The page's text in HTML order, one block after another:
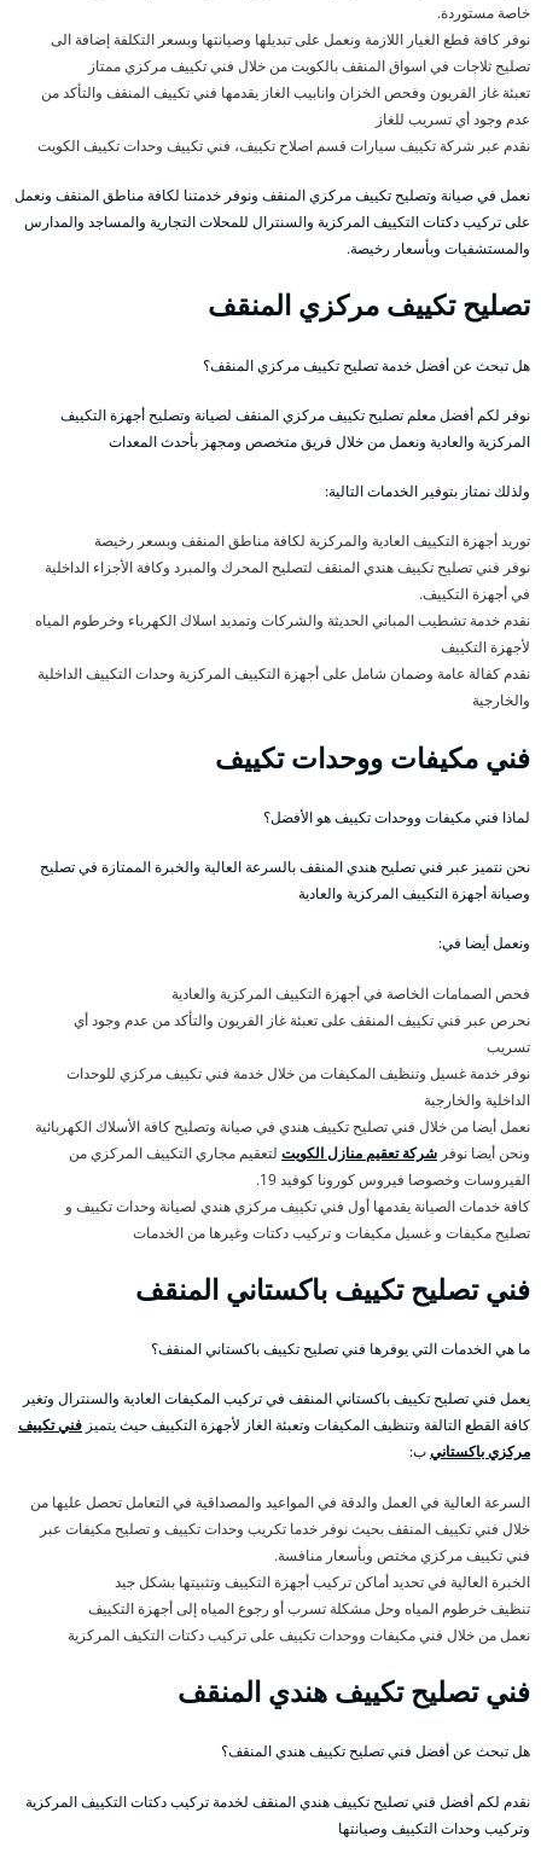
خاصة مستوردة.
نوفر كافة قطع الغيار اللازمة ونعمل على تبديلها وصيانتها وبسعر التكلفة إضافة الى
تصليح ثلاجات في اسواق المنقف بالكويت من خلال فني تكييف مركزي ممتاز
تعبئة غاز الفريون وفحص الخزان وانابيب الغاز يقدمها فني تكييف المنقف والتأكد من
عدم وجود أي تسريب للغاز
نقدم عبر شركة تكييف سيارات قسم اصلاح تكييف، فني تكييف وحدات تكييف الكويت
نعمل في صيانة وتصليح تكييف مركزي المنقف ونوفر خدمتنا لكافة مناطق المنقف ونعمل
على تركيب دكتات التكييف المركزية والسنترال للمحلات التجارية والمساجد والمدارس
والمستشفيات وبأسعار رخيصة.
تصليح تكييف مركزي المنقف
هل تبحث عن أفضل خدمة تصليح تكييف مركزي المنقف؟
نوفر لكم أفضل معلم تصليح تكييف مركزي المنقف لصيانة وتصليح أجهزة التكييف
المركزية والعادية ونعمل من خلال فريق متخصص ومجهز بأحدث المعدات
ولذلك نمتاز بتوفير الخدمات التالية:
توريد أجهزة التكييف العادية والمركزية لكافة مناطق المنقف وبسعر رخيصة
نوفر فني تصليح تكييف هندي المنقف لتصليح المحرك والمبرد وكافة الأجزاء الداخلية
في أجهزة التكييف.
نقدم خدمة تشطيب المباني الحديثة والشركات وتمديد اسلاك الكهرباء وخرطوم المياه
لأجهزة التكييف
نقدم كفالة عامة وضمان شامل على أجهزة التكييف المركزية وحدات التكييف الداخلية
والخارجية
فني مكيفات ووحدات تكييف
لماذا فني مكيفات ووحدات تكييف هو الأفضل؟
نحن نتميز عبر فني تصليح هندي المنقف بالسرعة العالية والخبرة الممتازة في تصليح
وصيانة أجهزة التكييف المركزية والعادية
ونعمل أيضا في:
فحص الصمامات الخاصة في أجهزة التكييف المركزية والعادية
نحرص عبر فني تكييف المنقف على تعبئة غاز الفريون والتأكد من عدم وجود أي
تسريب
نوفر خدمة غسيل وتنظيف المكيفات من خلال خدمة فني تكييف مركزي للوحدات
الداخلية والخارجية
نعمل أيضا من خلال فني تصليح تكييف هندي في صيانة وتصليح كافة الأسلاك الكهربائية
ونحن أيضا نوفر شركة تعقيم منازل الكويت لتعقيم مجاري التكييف المركزي من
الفيروسات وخصوصا فيروس كورونا كوفيد 19.
كافة خدمات الصيانة يقدمها أول فني تكييف مركزي هندي لصيانة وحدات تكييف و
تصليح مكيفات و غسيل مكيفات و تركيب دكتات وغيرها من الخدمات
فني تصليح تكييف باكستاني المنقف
ما هي الخدمات التي يوفرها فني تصليح تكييف باكستاني المنقف؟
يعمل فني تصليح تكييف باكستاني المنقف في تركيب المكيفات العادية والسنترال وتغير
كافة القطع التالفة وتنظيف المكيفات وتعبئة الغاز لأجهزة التكييف حيث يتميز فني تكييف
مركزي باكستانيب:
السرعة العالية في العمل والدقة في المواعيد والمصداقية في التعامل تحصل عليها من
خلال فني تكييف المنقف بحيث نوفر خدما تكريب وحدات تكييف و تصليح مكيفات عبر
فني تكييف مركزي مختص وبأسعار منافسة.
الخبرة العالية في تحديد أماكن تركيب أجهزة التكييف وتثبيتها بشكل جيد
تنظيف خرطوم المياه وحل مشكلة تسرب أو رجوع المياه إلى أجهزة التكييف
نعمل من خلال فني مكيفات ووحدات تكييف على تركيب دكتات التكيف المركزية
فني تصليح تكييف هندي المنقف
هل تبحث عن أفضل فني تصليح تكييف هندي المنقف؟
نقدم لكم أفضل فني تصليح تكييف هندي المنقف لخدمة تركيب دكتات التكييف المركزية
وتركيب وحدات التكييف وصيانتها